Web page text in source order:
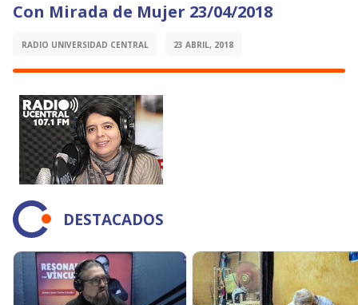
Con Mirada de Mujer 23/04/2018
RADIO UNIVERSIDAD CENTRAL 23 ABRIL, 2018
DESTACADOS